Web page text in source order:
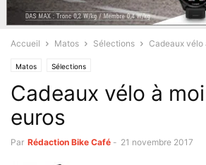
Accueil Matos Sélections Cadeaux vélo
Matos Sélections
Cadeaux vélo à
euros
Par Rédaction Bike Café - 21 novembre 2017